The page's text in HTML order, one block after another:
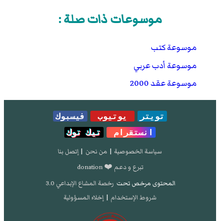
موسوعات ذات صلة :
موسوعة كتب
موسوعة أدب عربي
موسوعة عقد 2000
تويتر يوتيوب
فيسبوك
انستقرام
تيك توك
سياسة الخصوصية | من نحن | إتصل بنا
تبرع و دعم ❤️ donation
المحتوى مرخص تحت رخصة المشاع الإبداعي 3.0
شروط الإستخدام | إخلاء المسؤولية